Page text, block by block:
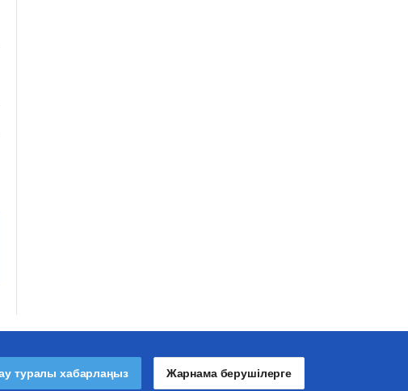
туралы хабарлаңыз Жарнама берушілерге